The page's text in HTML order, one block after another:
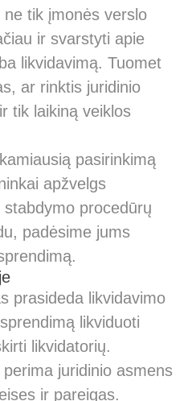
tik įmonės verslo
ir svarstyti apie
likvidavimą. Tuomet
ar rinktis juridinio
tik laikiną veiklos
pasirinkimą
apžvelgs
stabdymo procedūrų
padėsime jums
prasideda likvidavimo
likviduoti
likvidatorių.
juridinio asmens
ir pareigas.